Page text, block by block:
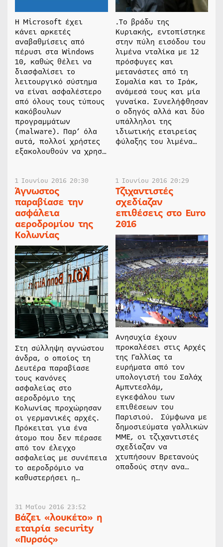
Η Microsoft έχει
κάνει αρκετές
αναβαθμίσεις από
πέρυσι στα Windows
10, καθώς θέλει να
διασφαλίσει το
λειτουργικό σύστημα
να είναι ασφαλέστερο
από όλους τους τύπους
κακόβουλων
προγραμμάτων
(malware). Παρ’ όλα
αυτά, πολλοί χρήστες
εξακολουθούν να χρησ…
.Tο βράδυ της
Κυριακής, εντοπίστηκε
στην πύλη εισόδου του
λιμένα νταλίκα με 12
πρόσφυγες και
μετανάστες από τη
Σομαλία και το Ιράκ,
ανάμεσά τους και μία
γυναίκα. Συνελήφθησαν
ο οδηγός αλλά και δύο
υπάλληλοι της
ιδιωτικής εταιρείας
φύλαξης του λιμένα…
1 Ιουνίου 2016 20:30
Άγνωστος
παραβίασε την
ασφάλεια
αεροδρομίου της
Κολωνίας
Στη σύλληψη αγνώστου
άνδρα, ο οποίος τη
Δευτέρα παραβίασε
τους κανόνες
ασφαλείας στο
αεροδρόμιο της
Κολωνίας προχώρησαν
οι γερμανικές αρχές.
Πρόκειται για ένα
άτομο που δεν πέρασε
από τον έλεγχο
ασφαλείας με συνέπεια
το αεροδρόμιο να
καθυστερήσει η…
1 Ιουνίου 2016 20:29
Τζιχαντιστές
σχεδίαζαν
επιθέσεις στο Euro
2016
Ανησυχία έχουν
προκαλέσει στις Αρχές
της Γαλλίας τα
ευρήματα από τον
υπολογιστή του Σαλάχ
Αμπντεσλάμ,
εγκεφάλου των
επιθέσεων του
Παρισιού. Σύμφωνα με
δημοσιεύματα γαλλικών
ΜΜΕ, οι τζιχαντιστές
σχεδίαζαν να
χτυπήσουν Βρετανούς
οπαδούς στην ανα…
31 Μαΐου 2016 23:52
Βάζει «λουκέτο» η
εταιρία security
«Πυρσός»